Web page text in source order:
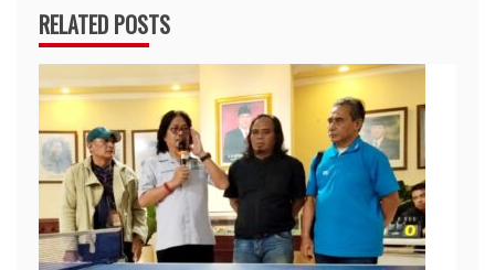
RELATED POSTS